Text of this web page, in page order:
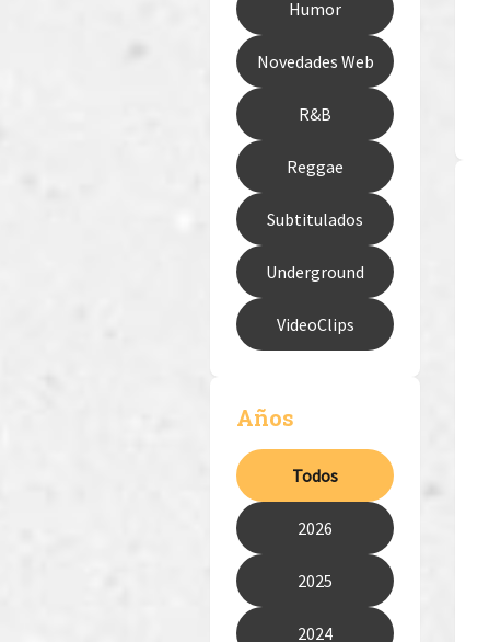
Humor
Novedades Web
R&B
Reggae
Subtitulados
Underground
VideoClips
Años
Todos
2026
2025
2024